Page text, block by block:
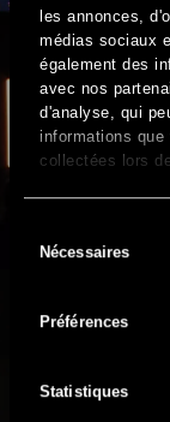
les annonces,
médias sociaux
également des
avec nos
d'analyse, qui
informations
collectées lors
duNécessaires
Préférences
Statistiques